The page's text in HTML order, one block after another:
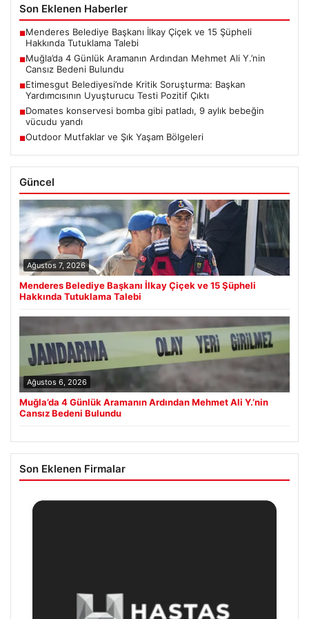
Son Eklenen Haberler
■Menderes Belediye Başkanı İlkay Çiçek ve 15 Şüpheli
Hakkında Tutuklama Talebi
■Muğla’da 4 Günlük Aramanın Ardından Mehmet Ali Y.’nin
Cansız Bedeni Bulundu
■Etimesgut Belediyesi’nde Kritik Soruşturma: Başkan
Yardımcısının Uyuşturucu Testi Pozitif Çıktı
■Domates konservesi bomba gibi patladı, 9 aylık bebeğin
vücudu yandı
■Outdoor Mutfaklar ve Şık Yaşam Bölgeleri
Güncel
Ağustos 7, 2026
Menderes Belediye Başkanı İlkay Çiçek ve 15 Şüpheli
Hakkında Tutuklama Talebi
Ağustos 6, 2026
Muğla’da 4 Günlük Aramanın Ardından Mehmet Ali Y.’nin
Cansız Bedeni Bulundu
Son Eklenen Firmalar